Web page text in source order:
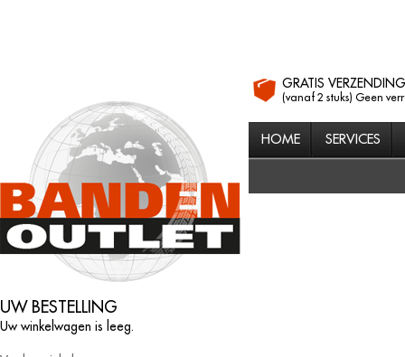
GRATIS VERZENDING
(vanaf 2 stuks) Geen
HOME SERVICES
UW BESTELLING
Uw winkelwagen is leeg.